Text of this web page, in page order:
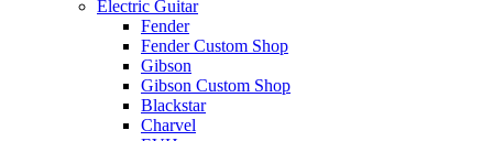
Electric Guitar
Fender
Fender Custom Shop
Gibson
Gibson Custom Shop
Blackstar
Charvel